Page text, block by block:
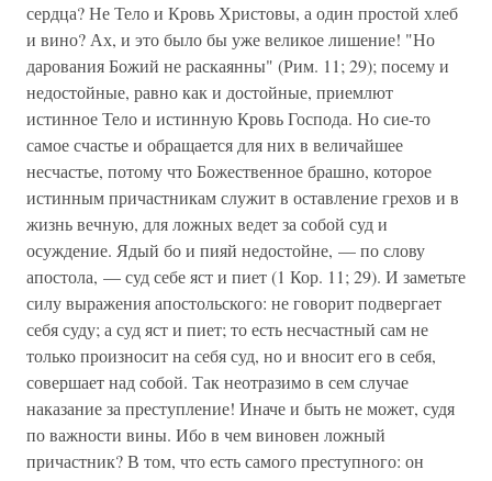
сердца? Не Тело и Кровь Христовы, а один простой хлеб
и вино? Ах, и это было бы уже великое лишение! "Но
дарования Божий не раскаянны" (Рим. 11; 29); посему и
недостойные, равно как и достойные, приемлют
истинное Тело и истинную Кровь Господа. Но сие-то
самое счастье и обращается для них в величайшее
несчастье, потому что Божественное брашно, которое
истинным причастникам служит в оставление грехов и в
жизнь вечную, для ложных ведет за собой суд и
осуждение. Ядый бо и пияй недостойне, — по слову
апостола, — суд себе яст и пиет (1 Кор. 11; 29). И заметьте
силу выражения апостольского: не говорит подвергает
себя суду; а суд яст и пиет; то есть несчастный сам не
только произносит на себя суд, но и вносит его в себя,
совершает над собой. Так неотразимо в сем случае
наказание за преступление! Иначе и быть не может, судя
по важности вины. Ибо в чем виновен ложный
причастник? В том, что есть самого преступного: он